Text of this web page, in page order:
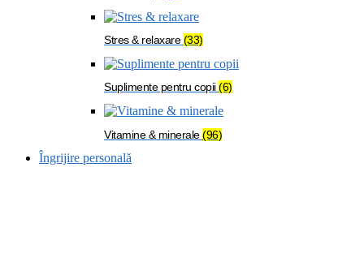
Stres & relaxare(33)
Suplimente pentru copii(6)
Vitamine & minerale(96)
Îngrijire personală